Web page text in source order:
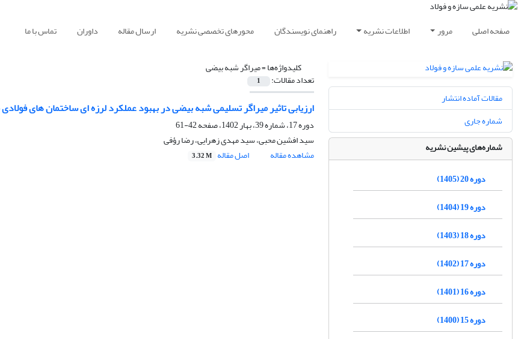
صفحه اصلی مرور اطلاعات نشریه راهنمای نویسندگان محورهای تخصصی نشریه ارسال مقاله داوران تماس با ما
کلیدواژه‌ها =میراگر شبه بیضی
تعداد مقالات: 1
ارزیابی تاثیر میراگر تسلیمی شبه بیضی در بهبود عملکرد لرزه ای ساختمان های
دوره 17، شماره 39، بهار 1402، صفحه
42-61
سید افشین محبی، سید مهدی زهرایی، رضا رؤفی
مشاهده مقاله
اصل مقاله 3.32 M
مقالات آماده انتشار
شماره جاری
شماره‌های پیشین نشریه
دوره 20 (1405)
دوره 19 (1404)
دوره 18 (1403)
دوره 17 (1402)
دوره 16 (1401)
دوره 15 (1400)